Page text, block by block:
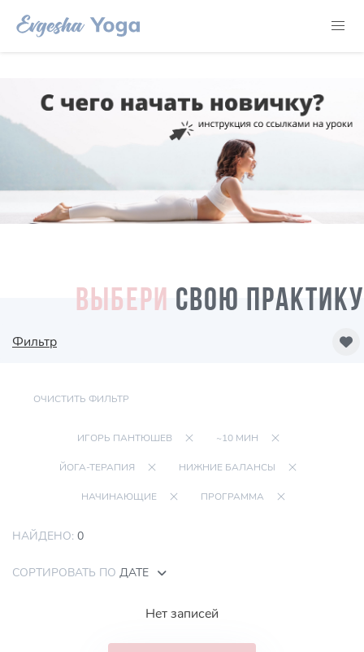
ВЫБЕРИ СВОЮ ПРАКТИКУ
Фильтр
ОЧИСТИТЬ ФИЛЬТР
ИГОРЬ ПАНТЮШЕВ ~10 МИН
ЙОГА-ТЕРАПИЯ НИЖНИЕ БАЛАНСЫ
НАЧИНАЮЩИЕ ПРОГРАММА
НАЙДЕНО: 0
СОРТИРОВАТЬ ПО ДАТЕ
Нет записей